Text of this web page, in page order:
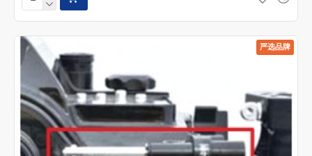
严选品牌